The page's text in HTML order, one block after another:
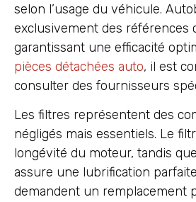
selon l’usage du véhicule.
exclusivement des références
garantissant une efficacité
pièces détachées auto, il est
consulter des fournisseurs
Les filtres représentent des
négligés mais essentiels. Le
longévité du moteur, tandis
assure une lubrification
demandent un remplacement